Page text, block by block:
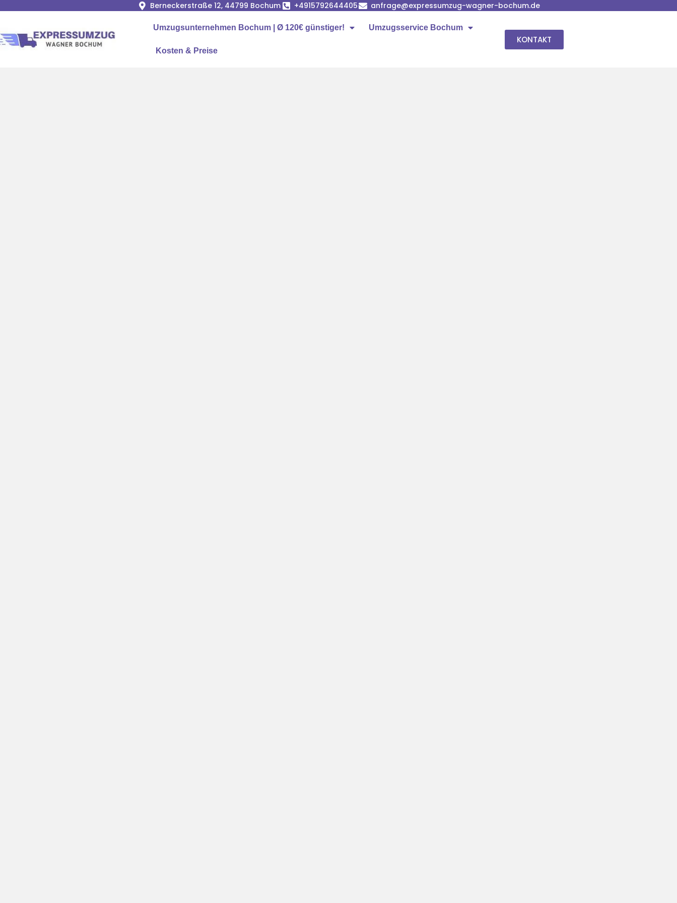
Berneckerstraße 12, 44799 Bochum +4915792644405 anfrage@expressumzug-wagner-bochum.de
Umzugsunternehmen Bochum | Ø 120€ günstiger! Umzugsservice Bochum
Kosten & Preise
KONTAKT